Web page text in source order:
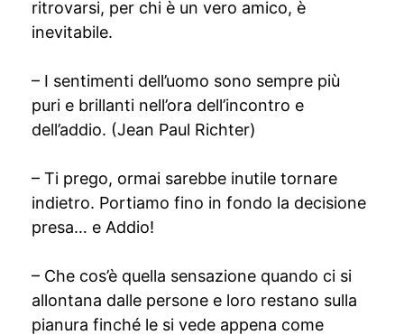
ritrovarsi, per chi è un vero amico, è
inevitabile.
– I sentimenti dell’uomo sono sempre più
puri e brillanti nell’ora dell’incontro e
dell’addio. (Jean Paul Richter)
– Ti prego, ormai sarebbe inutile tornare
indietro. Portiamo fino in fondo la decisione
presa… e Addio!
– Che cos’è quella sensazione quando ci si
allontana dalle persone e loro restano sulla
pianura finché le si vede appena come